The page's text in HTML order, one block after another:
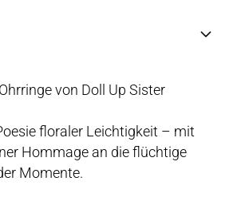
von Doll Up Sister
floraler Leichtigkeit – mit
Hommage an die flüchtige
Momente.